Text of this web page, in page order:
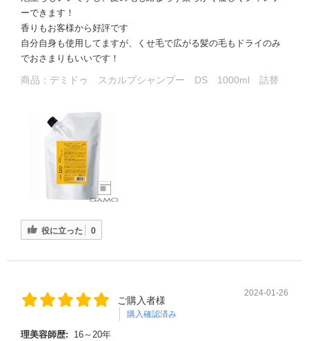
ーできます！
香りもお客様から好評です
自分自身も使用してますが、くせ毛で広がる髪の毛もドライのみ
でおさまりもいいです！
商品： デミドゥ スカルプシャンプー DS 1000ml 詰替
役に立った 0
ご購入者様
購入確認済み
2024-01-26
理美容師歴:
16～20年